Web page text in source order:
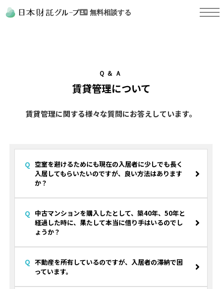
無料相談する
Ｑ＆Ａ
賃貸管理について
賃貸管理に関する様々な質問にお答えしています。
空室を避けるためにも現在の入居者に少しでも長く
入居してもらいたいのですが、良い方法はあります
か？
中古マンションを購入したとして、築40年、50年と
経過した時に、果たして本当に借り手はいるのでし
ょうか？
不動産を所有しているのですが、入居者の滞納で困
っています。